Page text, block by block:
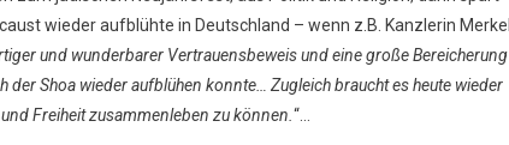
wieder aufblühte in Deutschland – wenn z.B. Kanzlerin Merkel
und wunderbarer Vertrauensbeweis und eine große Bereicherung
Shoa wieder aufblühen konnte… Zugleich braucht es heute wieder
Freiheit zusammenleben zu können. “…